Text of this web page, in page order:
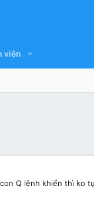
viên
Q lệnh khiển thì ko